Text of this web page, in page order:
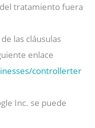
tratamiento fuera
las cláusulas
enlace
controllerter
Inc. se puede